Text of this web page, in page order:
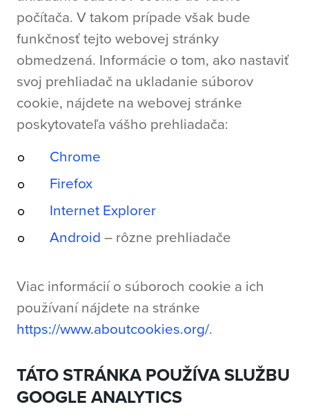
počítača. V takom prípade však bude
funkčnosť tejto webovej stránky
obmedzená. Informácie o tom, ako nastaviť
svoj prehliadač na ukladanie súborov
cookie, nájdete na webovej stránke
poskytovateľa vášho prehliadača:
Chrome
Firefox
Internet Explorer
Android – rôzne prehliadače
Viac informácií o súboroch cookie a ich
používaní nájdete na stránke
https://www.aboutcookies.org/.
TÁTO STRÁNKA POUŽÍVA SLUŽBU
GOOGLE ANALYTICS